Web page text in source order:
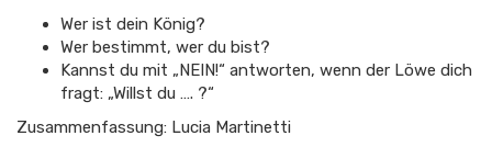
Wer ist dein König?
Wer bestimmt, wer du bist?
Kannst du mit „NEIN!“ antworten, wenn der Löwe dich
fragt: „Willst du …. ?“
Zusammenfassung: Lucia Martinetti